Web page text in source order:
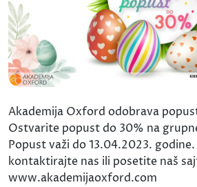
Akademija Oxford odobrava
Ostvarite popust do 30% na
Popust važi do 13.04.2023.
kontaktirajte nas ili posetite naš
www.akademijaoxford.com